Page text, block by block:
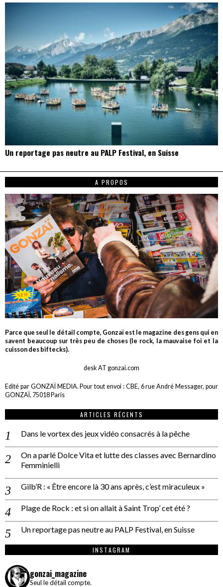
Un reportage pas neutre au PALP Festival, en Suisse
A PROPOS
Parce que seul le détail compte, Gonzaï est le magazine des gens qui en
savent beaucoup sur très peu de choses (le rock, la mauvaise foi et la
cuisson des biftecks).
desk AT gonzai.com
Edité par GONZAÏ MEDIA. Pour tout envoi : CBE, 6 rue André Messager, pour
GONZAÏ, 75018 Paris
ARTICLES RÉCENTS
Dans le vortex des jeux vidéo consacrés à la pêche
On a parlé Dolce Vita et lutte des classes avec Bernardino
Femminielli
Gilb’R : « Être encore là 30 ans après, c’est miraculeux »
Plage de Rock : et si on allait à Saint Trop’ cet été ?
Un reportage pas neutre au PALP Festival, en Suisse
INSTAGRAM
gonzai_magazine
Seul le détail compte.